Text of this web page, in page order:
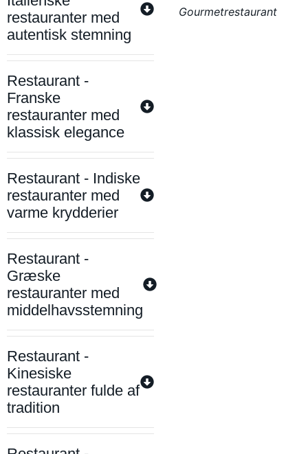
restauranter med
autentisk stemning
Restaurant -
Franske
restauranter med
klassisk elegance
Restaurant - Indiske
restauranter med
varme krydderier
Restaurant -
Græske
restauranter med
middelhavsstemning
Restaurant -
Kinesiske
restauranter fulde af
tradition
Gourmetrestaurant